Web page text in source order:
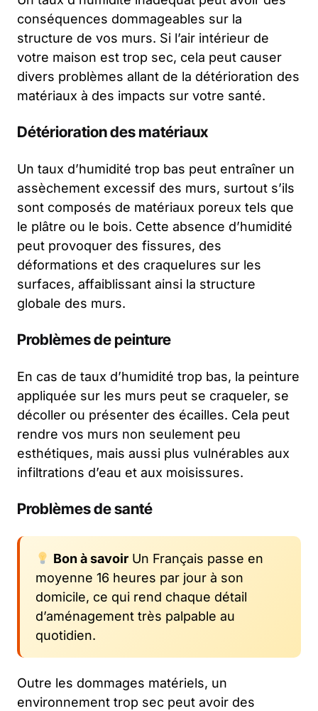
conséquences dommageables sur la
structure de vos murs. Si l’air intérieur de
votre maison est trop sec, cela peut causer
divers problèmes allant de la détérioration des
matériaux à des impacts sur votre santé.
Détérioration des matériaux
Un taux d’humidité trop bas peut entraîner un
assèchement excessif des murs, surtout s’ils
sont composés de matériaux poreux tels que
le plâtre ou le bois. Cette absence d’humidité
peut provoquer des fissures, des
déformations et des craquelures sur les
surfaces, affaiblissant ainsi la structure
globale des murs.
Problèmes de peinture
En cas de taux d’humidité trop bas, la peinture
appliquée sur les murs peut se craqueler, se
décoller ou présenter des écailles. Cela peut
rendre vos murs non seulement peu
esthétiques, mais aussi plus vulnérables aux
infiltrations d’eau et aux moisissures.
Problèmes de santé
Bon à savoirUn Français passe en
moyenne 16 heures par jour à son
domicile, ce qui rend chaque détail
d’aménagement très palpable au
quotidien.
Outre les dommages matériels, un
environnement trop sec peut avoir des